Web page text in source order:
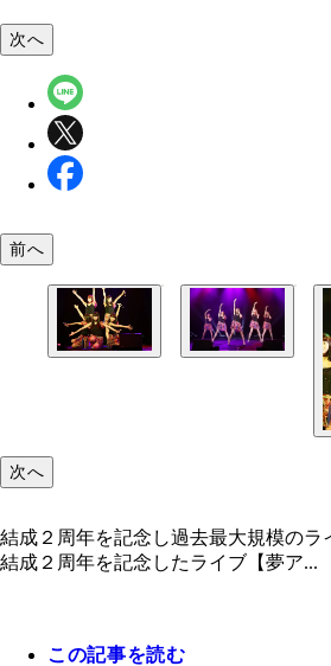
次へ
前へ
次へ
結成２周年を記念し過去最大規模の
結成２周年を記念したライブ【夢ア...
この記事を読む